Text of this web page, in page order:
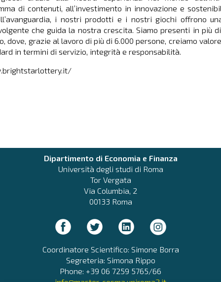
di contenuti, all’investimento in innovazione e
i nostri prodotti e i nostri giochi offrono
che guida la nostra crescita. Siamo presenti in più
dove, grazie al lavoro di più di 6.000 persone, creiamo
in termini di servizio, integrità e responsabilità.
Dipartimento di Economia e Finanza
Università degli studi di Roma
Tor Vergata
Via Columbia, 2
00133 Roma
Coordinatore Scientifico: Simone Borra
Segreteria: Simona Rippo
Phone: +39 06 7259 5765/66